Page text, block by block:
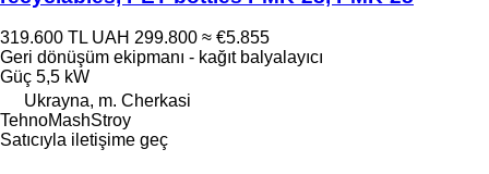
319.600 TL UAH 299.800 ≈ €5.855
Geri dönüşüm ekipmanı - kağıt balyalayıcı
Güç 5,5 kW
Ukrayna, m. Cherkasi
TehnoMashStroy
Satıcıyla iletişime geç